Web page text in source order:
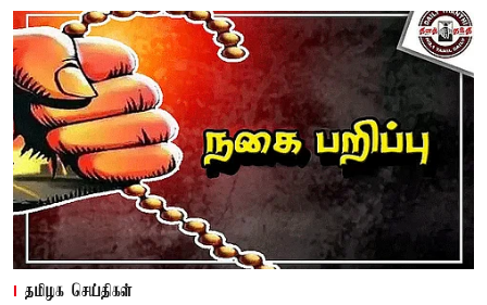
தமிழக செய்திகள்